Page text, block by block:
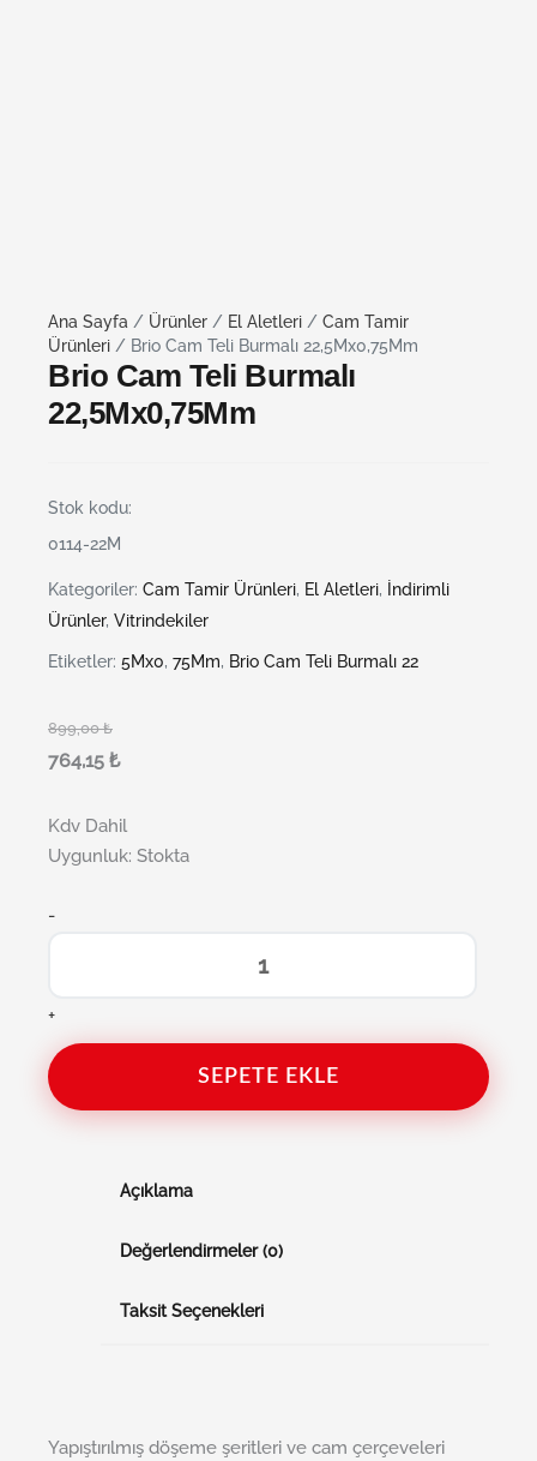
Ana Sayfa / Ürünler / El Aletleri / Cam Tamir
Ürünleri / Brio Cam Teli Burmalı 22,5Mx0,75Mm
Brio Cam Teli Burmalı
22,5Mx0,75Mm
Stok kodu:
0114-22M
Kategoriler: Cam Tamir Ürünleri, El Aletleri,
İndirimli
Ürünler, Vitrindekiler
Etiketler: 5Mx0, 75Mm, Brio Cam Teli Burmalı 22
899,00₺
764,15 ₺
Kdv Dahil
Uygunluk: Stokta
-
+
SEPETE EKLE
Açıklama
Değerlendirmeler (0)
Taksit Seçenekleri
Yapıştırılmış döşeme şeritleri ve cam çerçeveleri